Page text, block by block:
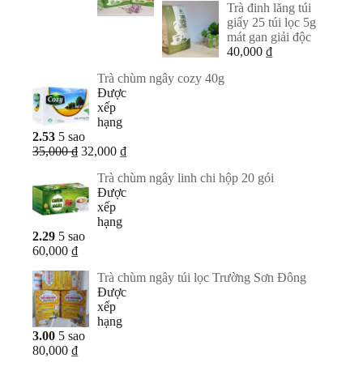
Trà đinh lăng túi
giấy 25 túi lọc 5g
mát gan giải độc
40,000 ₫
Trà chùm ngây cozy 40g
Được
xếp
hạng
2.53 5 sao
35,000₫ Giá
35,000 ₫.
32,000 ₫Giá
tại
là:
Trà chùm ngây linh chi hộp 20 gói
Được
xếp
hạng
2.29 5 sao
60,000 ₫
Trà chùm ngây túi lọc Trường Sơn Đông
Được
xếp
hạng
3.00 5 sao
80,000 ₫